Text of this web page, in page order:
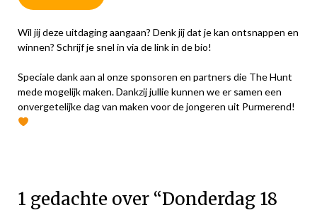
Wil jij deze uitdaging aangaan? Denk jij dat je kan ontsnappen en
winnen? Schrijf je snel in via de link in de bio!
Speciale dank aan al onze sponsoren en partners die The Hunt
mede mogelijk maken. Dankzij jullie kunnen we er samen een
onvergetelijke dag van maken voor de jongeren uit Purmerend!
1 gedachte over “Donderdag 18